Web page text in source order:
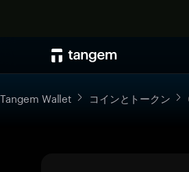
Tangem Wallet コインとトークン